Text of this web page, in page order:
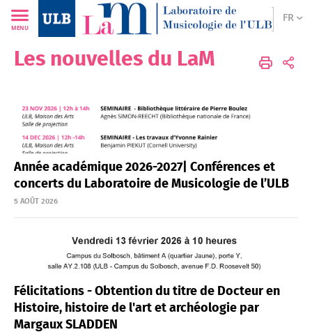
FR
MENU
LAM FR Actualités Nouvelles du LaM
Les nouvelles du LaM
Année académique 2026-2027| Conférences et
concerts du Laboratoire de Musicologie de l’ULB
5 AOÛT 2026
Félicitations - Obtention du titre de Docteur en
Histoire, histoire de l'art et archéologie par
Margaux SLADDEN